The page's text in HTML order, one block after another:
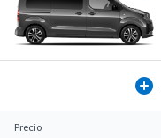
Precio